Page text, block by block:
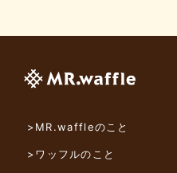
>MR.waffleのこと
>ワッフルのこと